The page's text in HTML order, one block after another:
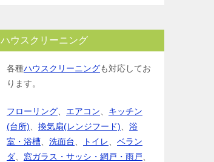
ハウスクリーニング
各種ハウスクリーニングも対応してお
ります。
フローリング エアコン
キッチン
(台所)
換気扇(レンジフード)
浴
室・浴槽
洗面台 トイレ
ベラン
ダ
窓ガラス・サッシ・網戸・雨戸